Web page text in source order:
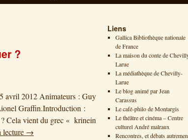
?
avril 2012 Animateurs : Guy
Graffin.Introduction :
Cela vient du grec « krinein
lecture →
Liens
Gallica Bibliothèque nationale
de France
La maison du conte de
Larue
La médiathèque de Chevilly-
Larue
Le blog animé par Jean
Carassus
Le café-philo de Montargis
Le théâtre et cinéma – Centre
culturel André malraux
Rencontres, et débats